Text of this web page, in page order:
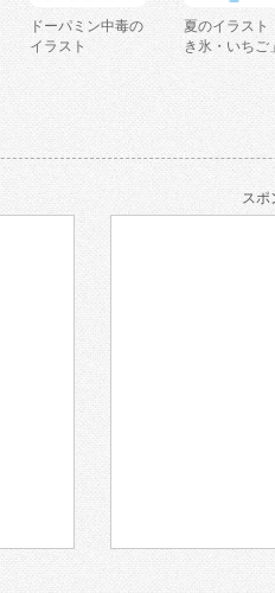
ドーパミン中毒の
イラスト
夏のイラスト
き氷・いちご
スポ